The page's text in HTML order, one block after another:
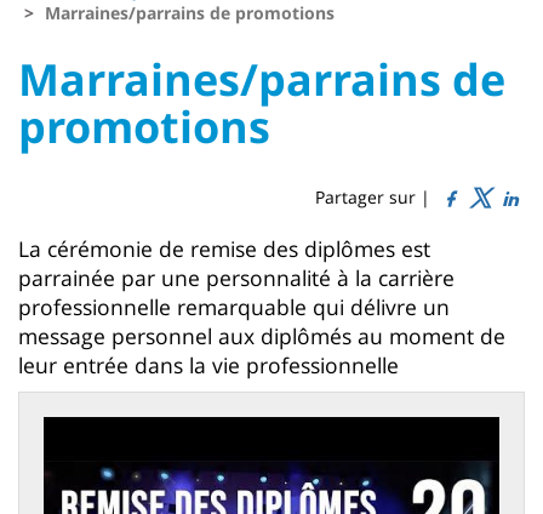
composantes
Marraines/parrains de promotions
University
:
Sidebar
University
:
Main
Titre
de
Marraines/parrains de
promotions
Partager sur |
Contenu
de
la
page
principale
La cérémonie de remise des diplômes est
parrainée par une personnalité à la carrière
professionnelle remarquable qui délivre un
message personnel aux diplômés au moment de
leur entrée dans la vie professionnelle